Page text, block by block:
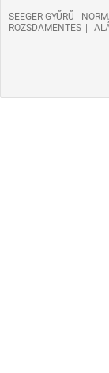
SEEGER GYŰRŰ -
ROZSDAMENTES